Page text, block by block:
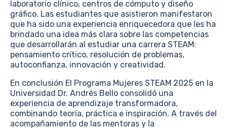
laboratorio clínico, centros de cómputo y diseño
gráfico. Las estudiantes que asistieron manifestaron
que ha sido una experiencia enriquecedora que les ha
brindado una idea más clara sobre las competencias
que desarrollarán al estudiar una carrera STEAM:
pensamiento crítico, resolución de problemas,
autoconfianza, innovación y creatividad.
En conclusión El Programa Mujeres STEAM 2025 en la
Universidad Dr. Andrés Bello consolidó una
experiencia de aprendizaje transformadora,
combinando teoría, práctica e inspiración. A través del
acompañamiento de las mentoras y la